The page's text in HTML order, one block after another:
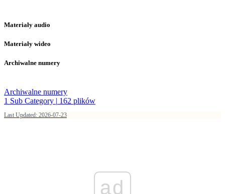
Materiały audio
Materiały wideo
Archiwalne numery
Archiwalne numery
1 Sub Category | 162 plików
Last Updated: 2026-07-23
ad